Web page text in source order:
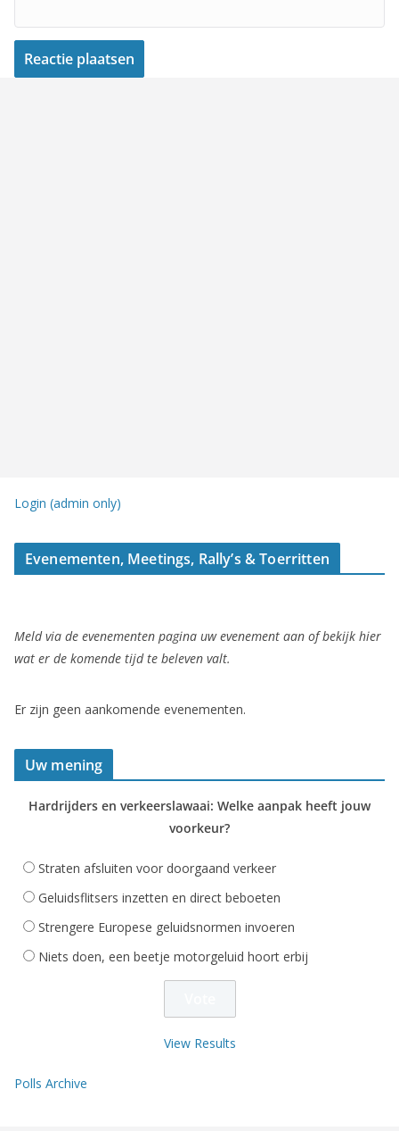
Login (admin only)
Evenementen, Meetings, Rally’s & Toerritten
Meld via de evenementen pagina uw evenement aan of bekijk hier
wat er de komende tijd te beleven valt.
Er zijn geen aankomende evenementen.
Uw mening
Hardrijders en verkeerslawaai: Welke aanpak heeft jouw
voorkeur?
Straten afsluiten voor doorgaand verkeer
Geluidsflitsers inzetten en direct beboeten
Strengere Europese geluidsnormen invoeren
Niets doen, een beetje motorgeluid hoort erbij
View Results
Polls Archive